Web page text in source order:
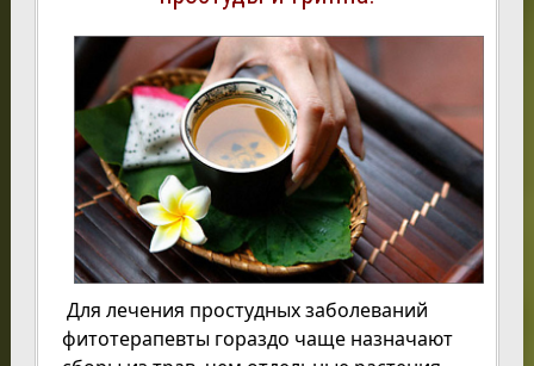
Для лечения простудных заболеваний
фитотерапевты гораздо чаще назначают